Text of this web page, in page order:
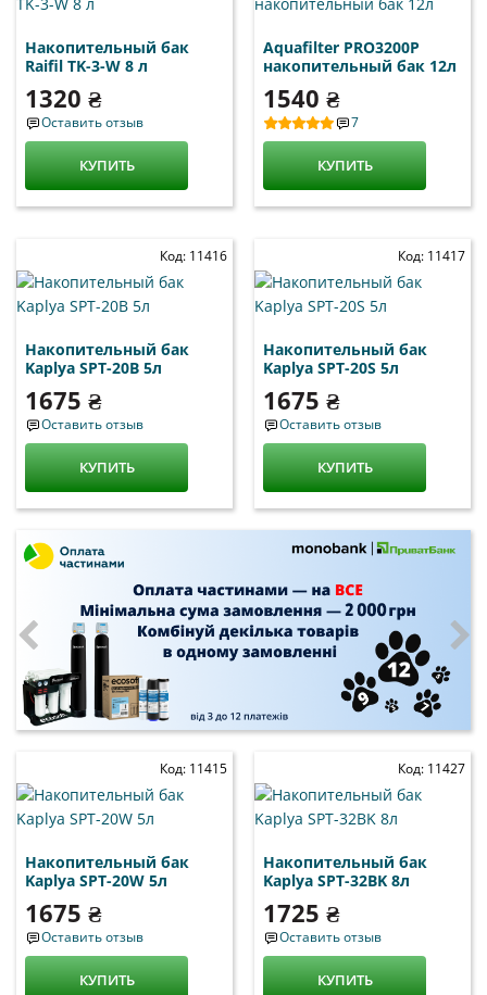
Накопительный бак
Raifil TK-3-W 8 л
1320 ₴
Оставить отзыв
КУПИТЬ
Aquafilter PRO3200P
накопительный бак 12л
1540 ₴
7
КУПИТЬ
Код: 11416
Накопительный бак
Kaplya SPT-20B 5л
1675 ₴
Оставить отзыв
КУПИТЬ
Код: 11417
Накопительный бак
Kaplya SPT-20S 5л
1675 ₴
Оставить отзыв
КУПИТЬ
Код: 11415
Накопительный бак
Kaplya SPT-20W 5л
1675 ₴
Оставить отзыв
КУПИТЬ
Код: 11427
Накопительный бак
Kaplya SPT-32BK 8л
1725 ₴
Оставить отзыв
КУПИТЬ